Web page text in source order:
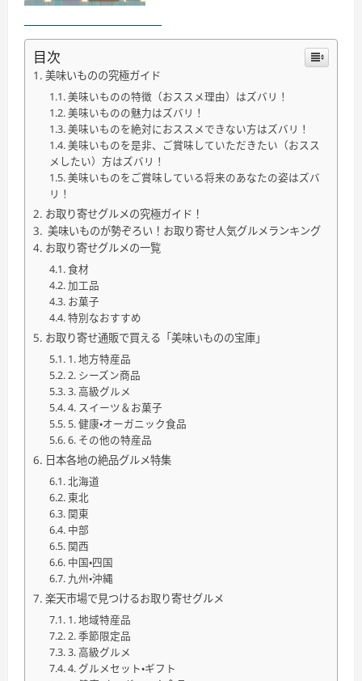
目次
美味いものの究極ガイド
美味いものの特徴（おススメ理由）はズバリ！
美味いものの魅力はズバリ！
美味いものを絶対におススメできない方はズバリ！
美味いものを是非、ご賞味していただきたい（おスス
メしたい）方はズバリ！
美味いものをご賞味している将来のあなたの姿はズバ
リ！
お取り寄せグルメの究極ガイド！
美味いものが勢ぞろい！お取り寄せ人気グルメランキング
お取り寄せグルメの一覧
食材
加工品
お菓子
特別なおすすめ
お取り寄せ通販で買える「美味いものの宝庫」
1. 地方特産品
2. シーズン商品
3. 高級グルメ
4. スイーツ＆お菓子
5. 健康・オーガニック食品
6. その他の特産品
日本各地の絶品グルメ特集
北海道
東北
関東
中部
関西
中国・四国
九州・沖縄
楽天市場で見つけるお取り寄せグルメ
1. 地域特産品
2. 季節限定品
3. 高級グルメ
4. グルメセット・ギフト